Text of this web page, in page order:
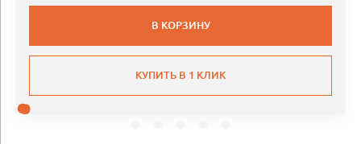
В КОРЗИНУ
КУПИТЬ В 1 КЛИК